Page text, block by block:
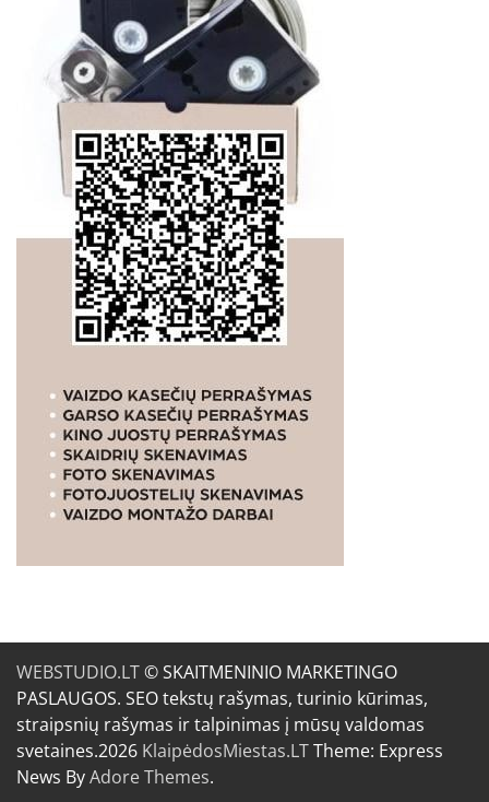
WEBSTUDIO.LT© SKAITMENINIO MARKETINGO
PASLAUGOS. SEO tekstų rašymas, turinio kūrimas,
straipsnių rašymas ir talpinimas į mūsų valdomas
svetaines.2026 KlaipėdosMiestas.LTTheme: Express
News ByAdore Themes.